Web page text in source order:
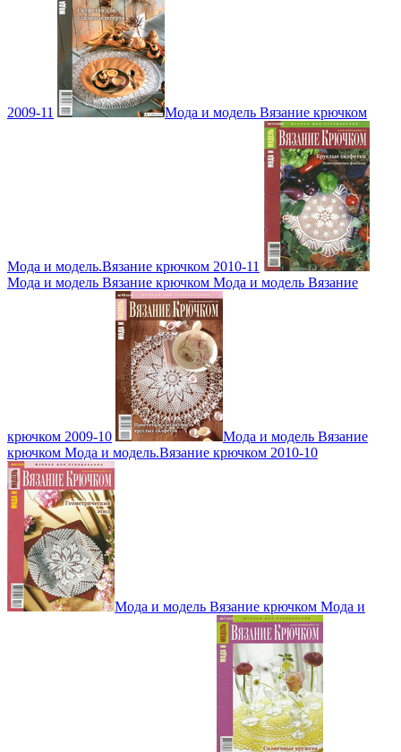
2009-11 Мода и модель Вязание крючком
Мода и модель.Вязание крючком 2010-11
Мода и модель Вязание крючком Мода и модель Вязание
крючком 2009-10
Мода и модель Вязание
крючком Мода и модель.Вязание крючком 2010-10
Мода и модель Вязание крючком Мода и